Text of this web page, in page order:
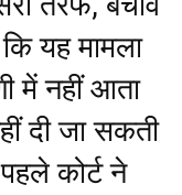
यह मामला
में नहीं आता
दी जा सकती
कोर्ट ने